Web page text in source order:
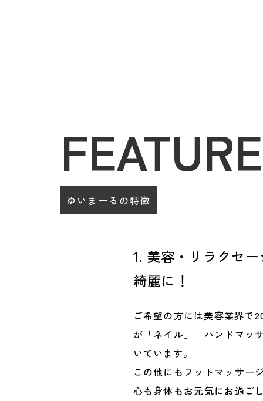
ゆいまーるの特徴
1. 美容・リラクセ
綺麗に！
ご希望の方には美容業界で
が「ネイル」「ハンドマッ
いています。
この他にもフットマッサー
心も身体もお元気にお過ご